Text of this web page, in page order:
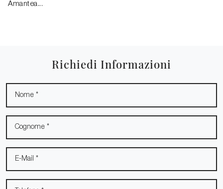
Amantea...
Richiedi Informazioni